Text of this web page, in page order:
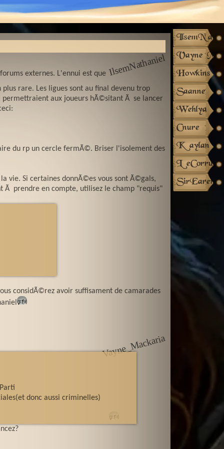
Ils
e
m
N
at
h
a
niel
externes. L'ennui est que
rare. Les ligues sont au final devenu trop
permettraient aux joueurs hÃ©sitant Ã se lancer
du rp un cercle fermÃ©. Briser l'isolement des
vie. Si certaines donnÃ©es vous sont Ã©gals,
Ã prendre en compte, utilisez le champ "requis"
considÃ©rez avoir suffisament de camarades
🕬
V
a
y
n
e
_
M
a
c
k
aria
donc aussi criminelles)
🕬
Howkins
Saanne
Wehlya
Cnure
Kaylan